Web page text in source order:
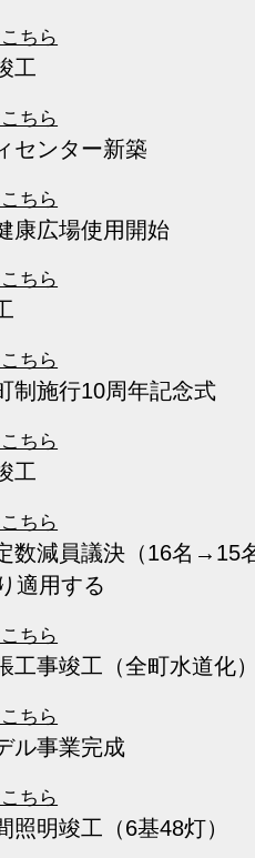
ちら
工
ちら
センター新築
ちら
康広場使用開始
ちら
ちら
制施行10周年記念式
ちら
工
ちら
数減員議決（16名→15
適用する
ちら
工事竣工（全町水道化
ちら
ル事業完成
ちら
照明竣工（6基48灯）